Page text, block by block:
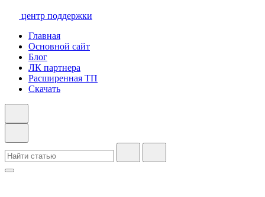
центр поддержки
Главная
Основной сайт
Блог
ЛК партнера
Расширенная ТП
Скачать